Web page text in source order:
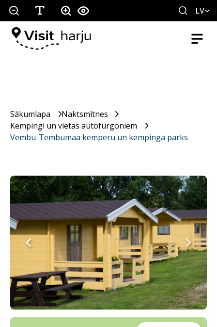
LV
Sākumlapa
Naktsmītnes
Kempingi un vietas autofurgoniem
Vembu-Tembumaa kemperu un kempinga parks